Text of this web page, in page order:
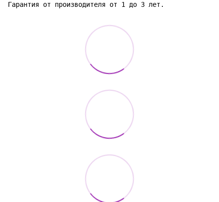
Гарантия от производителя от 1 до 3 лет.